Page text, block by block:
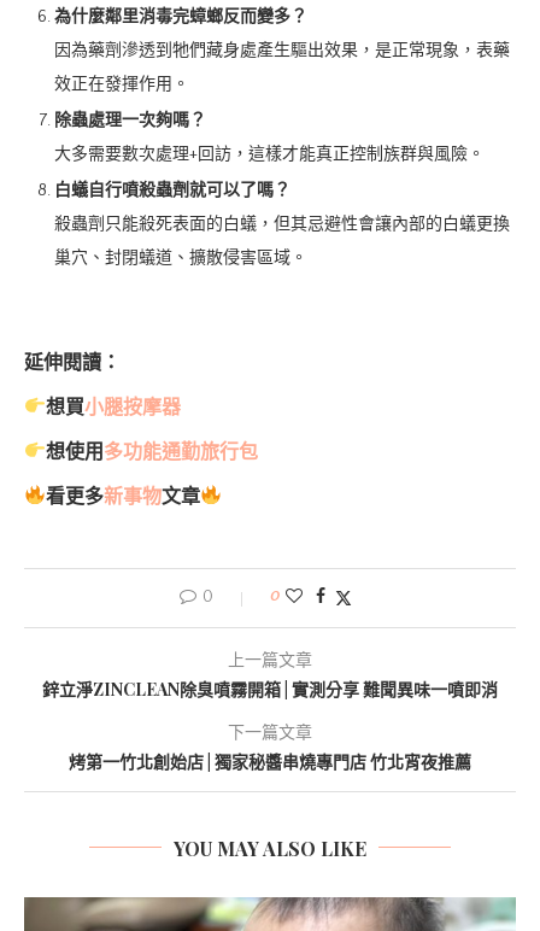
為什麼鄰里消毒完蟑螂反而變多？
因為藥劑滲透到牠們藏身處產生驅出效果，是正常現象，表藥
效正在發揮作用。
除蟲處理一次夠嗎？
大多需要數次處理+回訪，這樣才能真正控制族群與風險。
白蟻自行噴殺蟲劑就可以了嗎？
殺蟲劑只能殺死表面的白蟻，但其忌避性會讓內部的白蟻更換
巢穴、封閉蟻道、擴散侵害區域。
延伸閱讀：
想買小腿按摩器
想使用多功能通勤旅行包
看更多新事物文章
0 0
上一篇文章
鋅立淨ZINCLEAN除臭噴霧開箱 | 實測分享 難聞異味一噴即消
下一篇文章
烤第一竹北創始店 | 獨家秘醬串燒專門店 竹北宵夜推薦
YOU MAY ALSO LIKE